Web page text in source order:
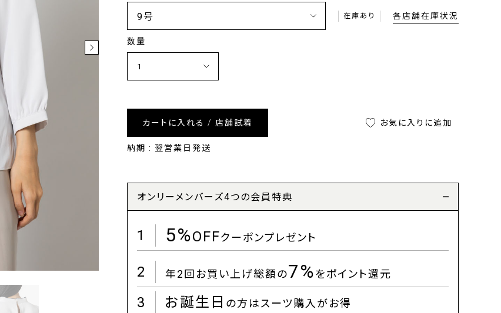
在庫あり 各店舗在庫状況
数量
カートに入れる / 店舗試着
納期 : 翌営業日発送
お気に入りに追加
オンリーメンバーズ4つの会員特典
1 5%OFFクーポンプレゼント
2 年2回お買い上げ総額の7%をポイント還元
3 お誕生日 の方はスーツ購入がお得